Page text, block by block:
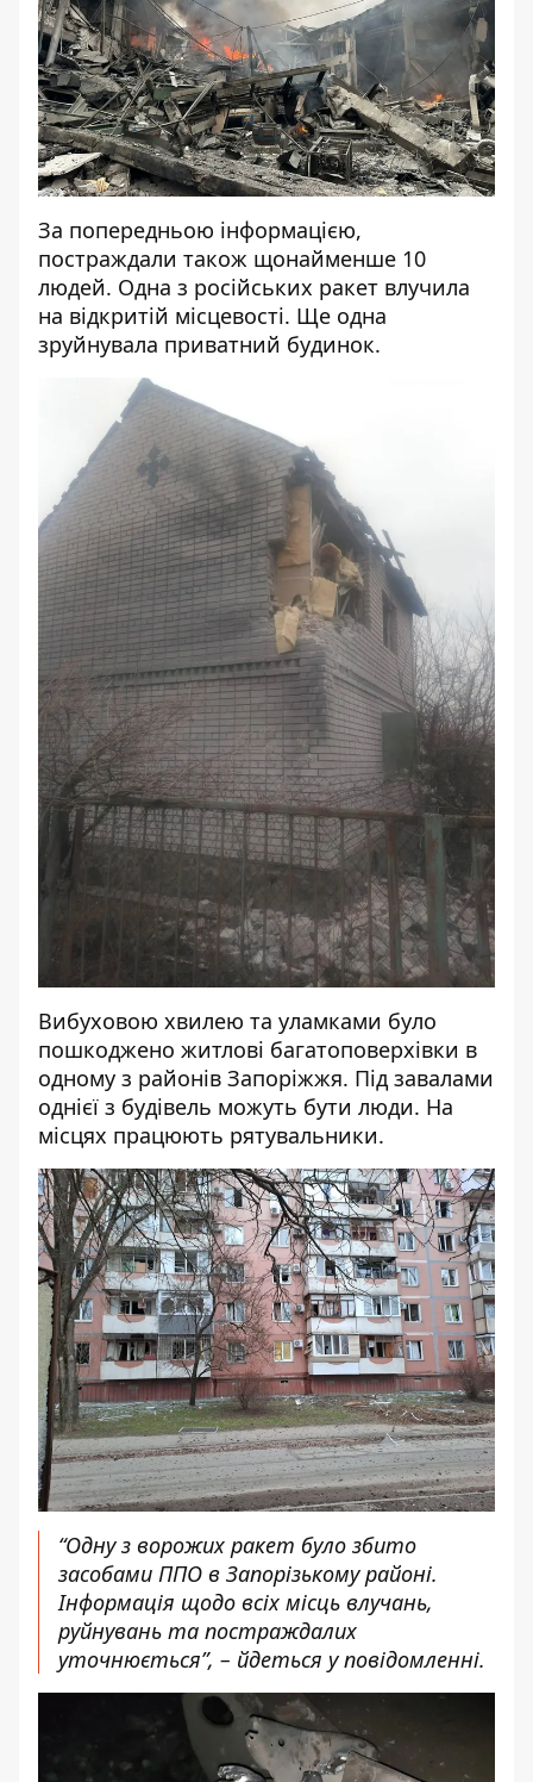
За попередньою інформацією,
постраждали також щонайменше 10
людей. Одна з російських ракет влучила
на відкритій місцевості. Ще одна
зруйнувала приватний будинок.
Вибуховою хвилею та уламками було
пошкоджено житлові багатоповерхівки в
одному з районів Запоріжжя. Під завалами
однієї з будівель можуть бути люди. На
місцях працюють рятувальники.
“Одну з ворожих ракет було збито
засобами ППО в Запорізькому районі.
Інформація щодо всіх місць влучань,
руйнувань та постраждалих
уточнюється”, – йдеться у повідомленні.